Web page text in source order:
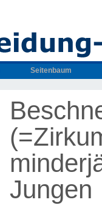
Seitenbaum
Jungen